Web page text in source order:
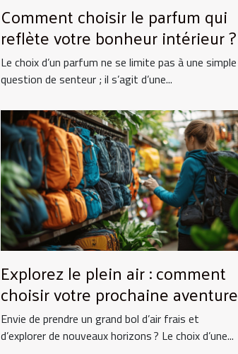
Comment choisir le parfum qui
reflète votre bonheur intérieur ?
Le choix d’un parfum ne se limite pas à une simple
question de senteur ; il s’agit d’une...
Explorez le plein air : comment
choisir votre prochaine aventure
nature ?
Envie de prendre un grand bol d’air frais et
d’explorer de nouveaux horizons ? Le choix d’une...